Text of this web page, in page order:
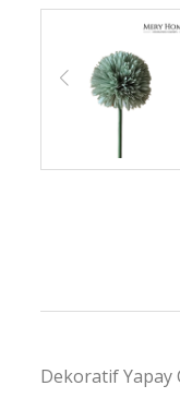
Dekoratif Yapay